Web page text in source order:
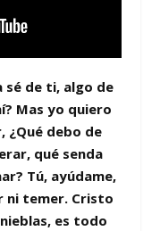
sé de ti, algo de
Mas yo quiero
¿Qué debo de
qué senda
Tú, ayúdame,
ni temer. Cristo
es todo